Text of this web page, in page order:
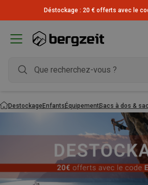
Déstockage : 20 € offerts avec le
DestockageEnfantsÉquipementSacs à dos &